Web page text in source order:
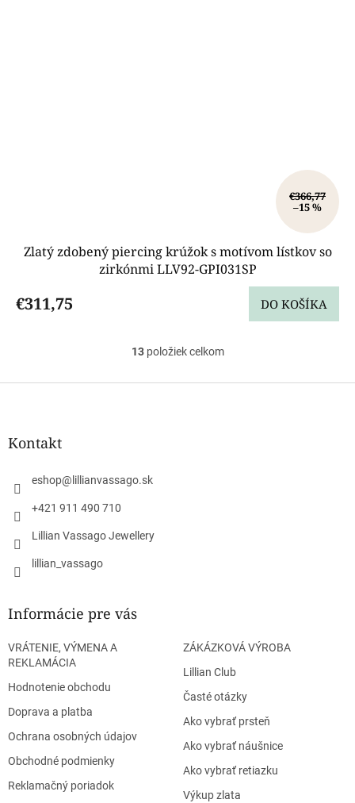
€366,77
–15 %
Zlatý zdobený piercing krúžok s motívom lístkov so
zirkónmi LLV92-GPI031SP
€311,75 DO KOŠÍKA
O
l
u
13položiek celkom
Z
Kontakt
eshop@ lillianvassago.sk
+421 911 490 710
Lillian Vassago Jewellery
lillian_vassago
Informácie pre vás
VRÁTENIE, VÝMENA A
REKLAMÁCIA
Hodnotenie obchodu
Doprava a platba
Ochrana osobných údajov
Obchodné podmienky
Reklamačný poriadok
ZÁKÁZKOVÁ VÝROBA
Lillian Club
Časté otázky
Ako vybrať prsteň
Ako vybrať náušnice
Ako vybrať retiazku
Výkup zlata